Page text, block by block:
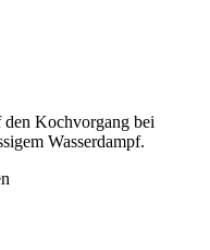
den Kochvorgang bei
Wasserdampf.